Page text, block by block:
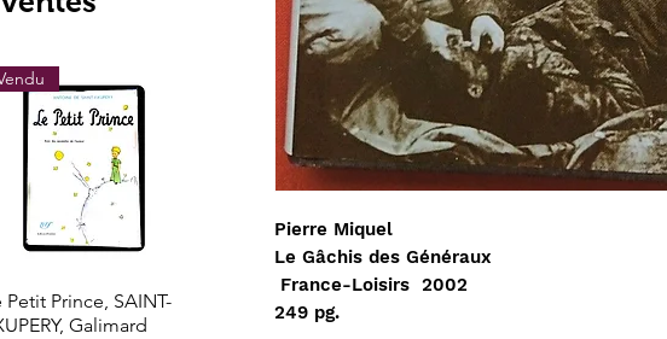
Pierre Miquel
Le Gâchis des Généraux
France-Loisirs 2002
249 pg.
Aperçu rapide
Petit Prince, SAINT-
Galimard
l'histoire l'Or de l'El